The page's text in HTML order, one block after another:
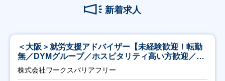
新着求人
＜大阪＞就労支援アドバイザー【未経験歓迎！転勤
無／DYMグループ／ホスピタリティ高い方歓迎／土
日祝】
株式会社ワークスバリアフリー